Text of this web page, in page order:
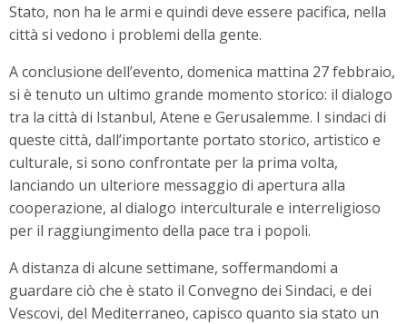
Stato, non ha le armi e quindi deve essere pacifica, nella
città si vedono i problemi della gente.
A conclusione dell’evento, domenica mattina 27 febbraio,
si è tenuto un ultimo grande momento storico: il dialogo
tra la città di Istanbul, Atene e Gerusalemme. I sindaci di
queste città, dall’importante portato storico, artistico e
culturale, si sono confrontate per la prima volta,
lanciando un ulteriore messaggio di apertura alla
cooperazione, al dialogo interculturale e interreligioso
per il raggiungimento della pace tra i popoli.
A distanza di alcune settimane, soffermandomi a
guardare ciò che è stato il Convegno dei Sindaci, e dei
Vescovi, del Mediterraneo, capisco quanto sia stato un